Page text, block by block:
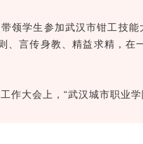
领学生参加武汉市钳工技
、言传身教、精益求精，
作大会上，“武汉城市职业